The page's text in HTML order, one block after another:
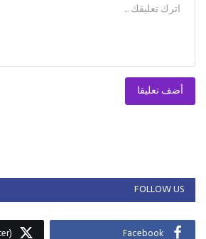
أضف تعليقا
FOLLOW US
Facebook